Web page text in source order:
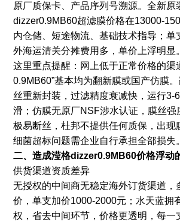
原厂质保卡、产品序列号溯源。全新原
dizzer0.9MB60超滤膜价格在13000-
内仓储、短途物流、基础技术指导；单
外海运清关分摊费用多，单价上浮明显。
这里重点提醒：网上低于正常价格的渠
0.9MB60”基本均为翻新膜或国产仿膜
丝重新封装，过滤精度衰减快，运行3-
滑；仿膜无原厂NSF涉水认证，膜丝强
极易断丝，杜邦不提供任何质保，出现
细菌超标问题需企业自行承担全部损失。
二、造成滢格dizzer0.9MB60价格浮动
供货渠道资质差异
无授权的中间商无稳定海外订货渠道，
价，单支加价1000-2000元；水天蓝拥
权，省去中间环节，价格更透明，每一